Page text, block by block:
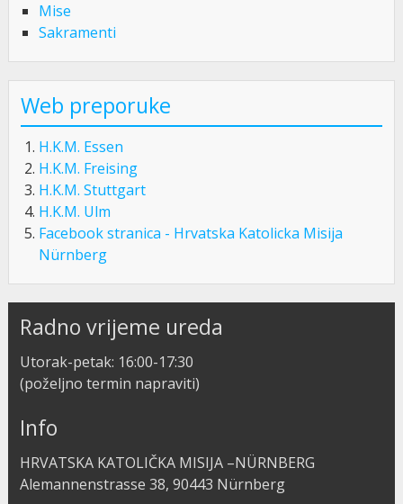
Mise
Sakramenti
Web preporuke
H.K.M. Essen
H.K.M. Freising
H.K.M. Stuttgart
H.K.M. Ulm
Facebook stranica - Hrvatska Katolicka Misija
Nürnberg
Radno vrijeme ureda
Utorak-petak: 16:00-17:30
(poželjno termin napraviti)
Info
HRVATSKA KATOLIČKA MISIJA –NÜRNBERG
Alemannenstrasse 38, 90443 Nürnberg